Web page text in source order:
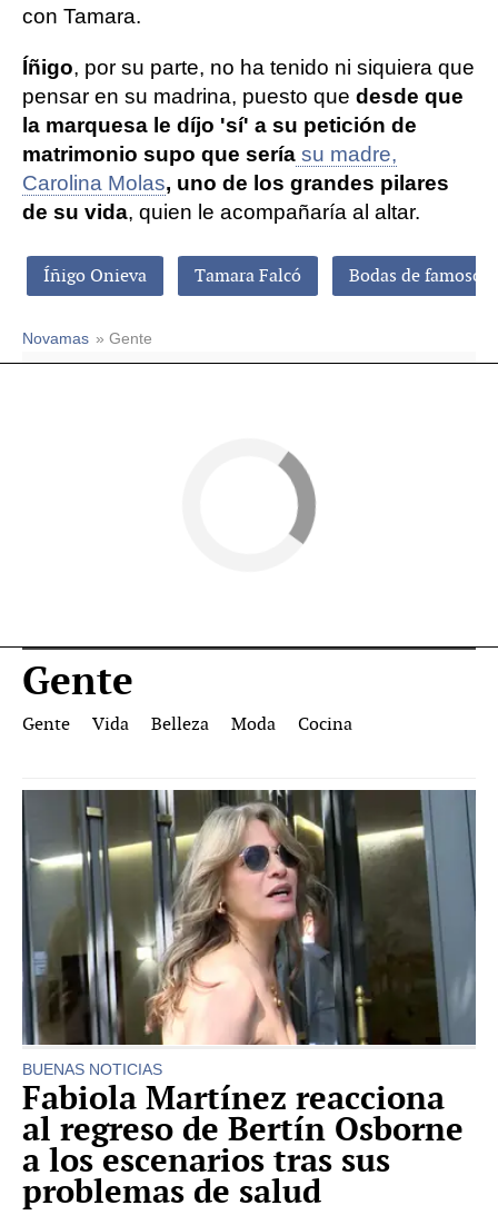
con Tamara.
Íñigo, por su parte, no ha tenido ni siquiera que
pensar en su madrina, puesto que desde que
la marquesa le díjo 'sí' a su petición de
matrimonio supo que sería su madre,
Carolina Molas, uno de los grandes pilares
de su vida, quien le acompañaría al altar.
Íñigo Onieva Tamara Falcó Bodas de famosos
Novamas » Gente
Gente
Gente Vida Belleza Moda Cocina
BUENAS NOTICIAS
Fabiola Martínez reacciona
al regreso de Bertín Osborne
a los escenarios tras sus
problemas de salud